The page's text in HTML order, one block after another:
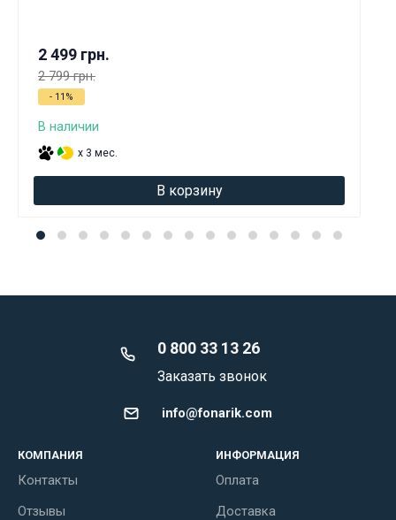
2 499 грн.
2 799 грн.
- 11%
В наличии
x 3 мес.
В корзину
0 800 33 13 26
Заказать звонок
info@fonarik.com
КОМПАНИЯ
Контакты
Отзывы
ИНФОРМАЦИЯ
Оплата
Доставка